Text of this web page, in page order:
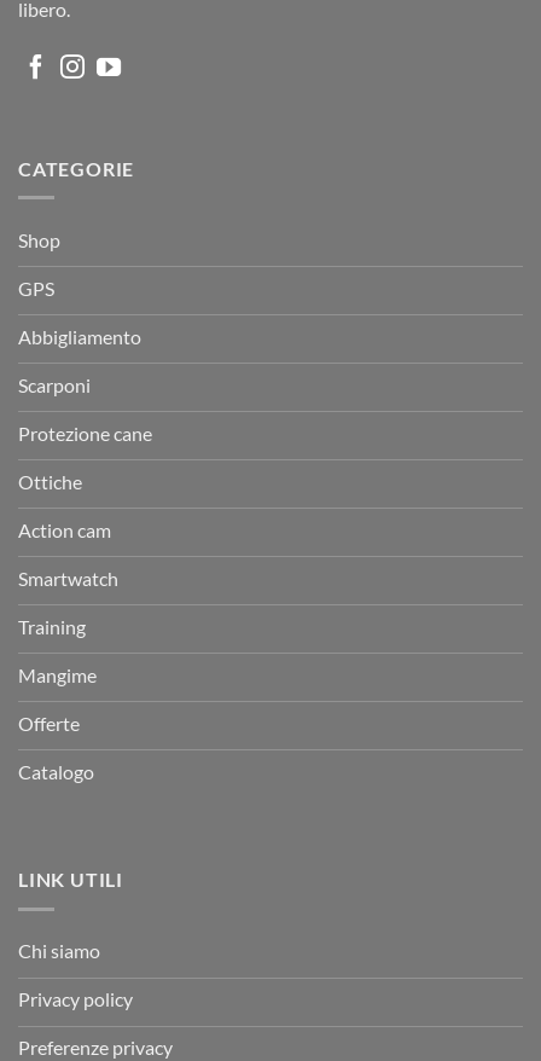
libero.
CATEGORIE
Shop
GPS
Abbigliamento
Scarponi
Protezione cane
Ottiche
Action cam
Smartwatch
Training
Mangime
Offerte
Catalogo
LINK UTILI
Chi siamo
Privacy policy
Preferenze privacy